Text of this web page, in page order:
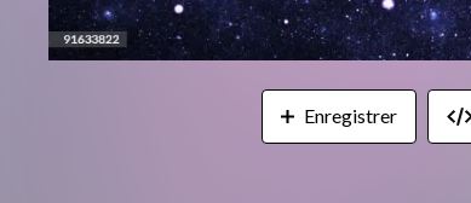
Enregistrer